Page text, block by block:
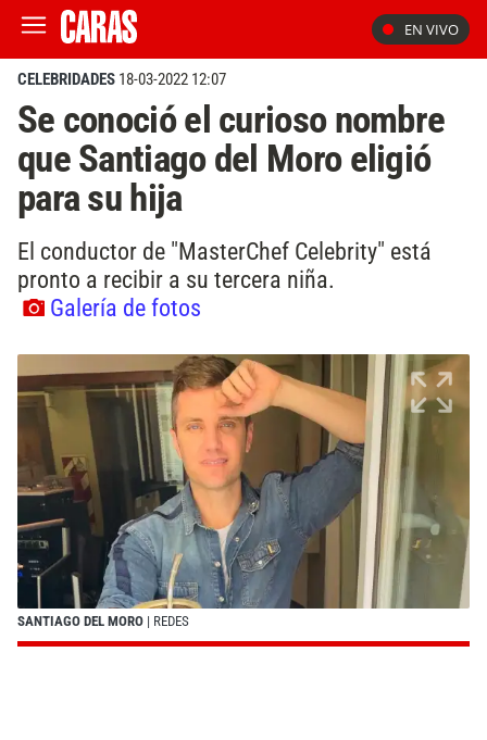
EN VIVO
CELEBRIDADES 18-03-2022 12:07
Se conoció el curioso nombre
que Santiago del Moro eligió
para su hija
El conductor de "MasterChef Celebrity" está
pronto a recibir a su tercera niña.
Galería de fotos
SANTIAGO DEL MORO | REDES